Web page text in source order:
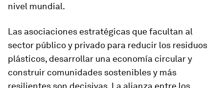
nivel mundial.
Las asociaciones estratégicas que facultan al
sector público y privado para reducir los residuos
plásticos, desarrollar una economía circular y
construir comunidades sostenibles y más
resilientes son decisivas. La alianza entre los